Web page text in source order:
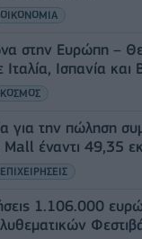
ΟΙΚΟΝΟΜΙΑ
στην Ευρώπη –
Ισπανία και
ΚΟΣΜΟΣ
για την πώληση
έναντι 49,35
ΕΠΙΧΕΙΡΗΣΕΙΣ
1.106.000